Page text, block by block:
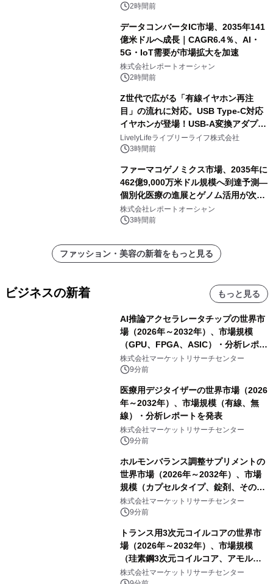
2時間前
データコンバータIC市場、2035年141
億米ドルへ成長｜CAGR6.4％、AI・
5G・IoT需要が市場拡大を加速
株式会社レポートオーシャン
2時間前
Z世代で広がる「有線イヤホン再注
目」の流れに対応。USB Type-C対応
イヤホンが登場！USB-A変換アダプタ
ー付きでスマホからパソコンまで幅広
く活用可能
LivelyLifeライブリーライフ株式会社
3時間前
ファーマコゲノミクス市場、2035年に
462億9,000万米ドル規模へ到達予測―
個別化医療の進展とゲノム活用が次世
代ヘルスケア投資を加速
株式会社レポートオーシャン
3時間前
ファッション・美容の新着をもっと見る
ビジネスの新着 もっと見る
AI推論アクセラレータチップの世界市
場（2026年～2032年）、市場規模
（GPU、FPGA、ASIC）・分析レポー
トを発表
株式会社マーケットリサーチセンター
9分前
医療用デジタイザーの世界市場（2026
年～2032年）、市場規模（有線、無
線）・分析レポートを発表
株式会社マーケットリサーチセンター
9分前
ホルモンバランス調整サプリメントの
世界市場（2026年～2032年）、市場
規模（カプセルタイプ、錠剤、その
他）・分析レポートを発表
株式会社マーケットリサーチセンター
9分前
トランス用3次元コイルコアの世界市
場（2026年～2032年）、市場規模
（珪素鋼3次元コイルコア、アモルフ
ァス合金3次元コイルコア）・分析レ
株式会社マーケットリサーチセンター